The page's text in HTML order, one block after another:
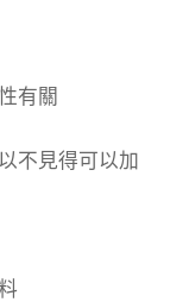
有關
不見得可以加